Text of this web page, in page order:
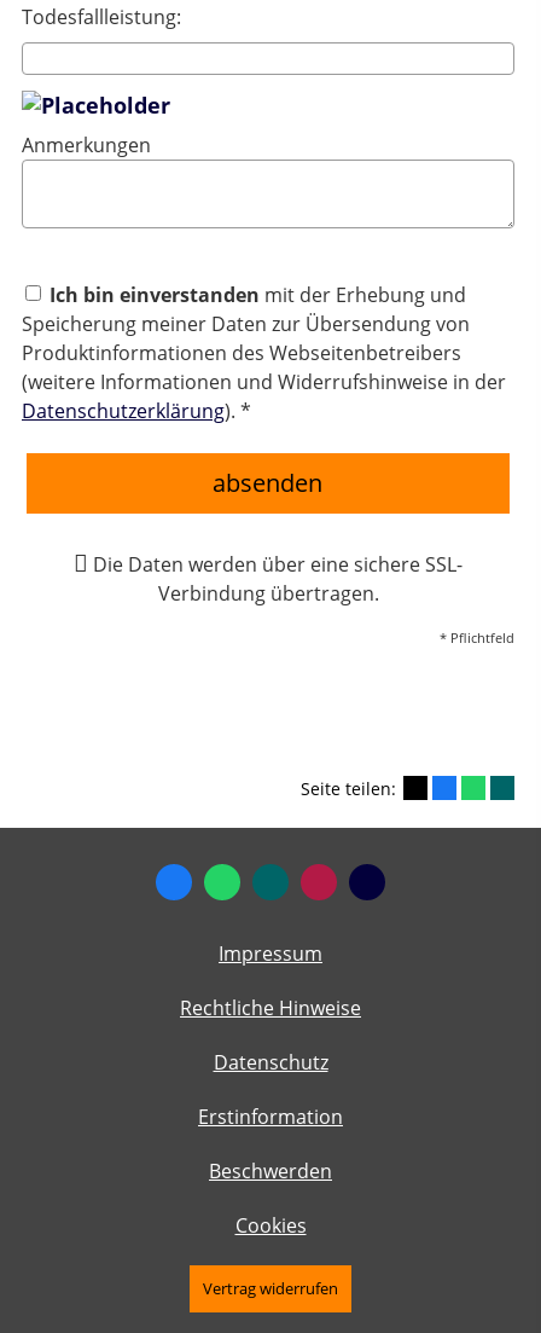
Todesfallleistung:
Anmerkungen
Ich bin einverstanden mit der Erhebung und
Speicherung meiner Daten zur Übersendung von
Produktinformationen des Webseitenbetreibers
(weitere Informationen und Widerrufshinweise in der
Datenschutzerklärung). *
absenden
Die Daten werden über eine sichere SSL-
Verbindung übertragen.
* Pflichtfeld
Seite teilen:
Impressum
Rechtliche Hinweise
Datenschutz
Erstinformation
Beschwerden
Cookies
Vertrag widerrufen